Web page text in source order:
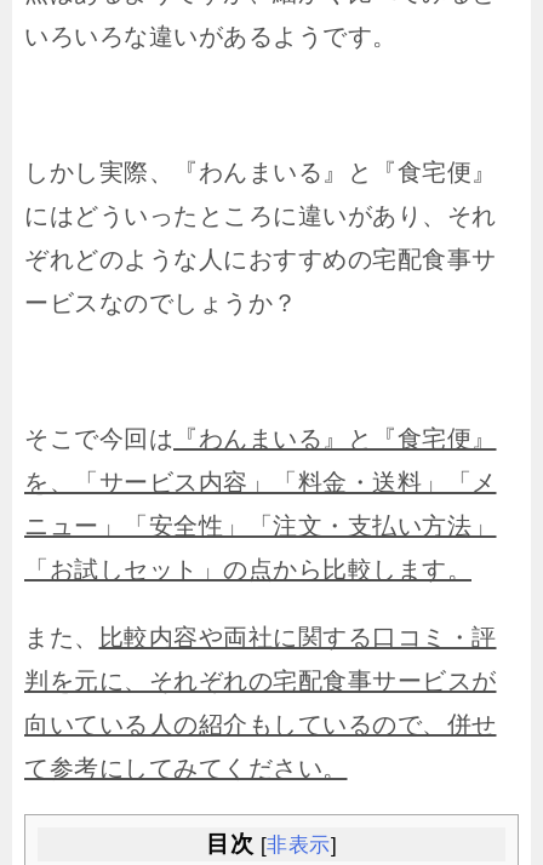
いろいろな違いがあるようです。
しかし実際、『わんまいる』と『食宅便』
にはどういったところに違いがあり、それ
ぞれどのような人におすすめの宅配食事サ
ービスなのでしょうか？
そこで今回は 『わんまいる』と『食宅便』
を、「サービス内容」「料金・送料」「メ
ニュー」「安全性」「注文・支払い方法」
「お試しセット」の点から比較します。
また、
比較内容や両社に関する口コミ・評
判を元に、それぞれの宅配食事サービスが
向いている人の紹介もしているので、併せ
て参考にしてみてください。
目次 [非表示]